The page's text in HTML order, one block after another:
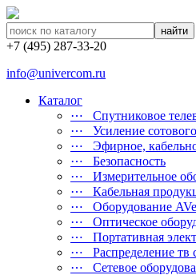
найти
+7 (495) 287-33-20
info@univercom.ru
Каталог
⋯ Cпутниковое
⋯ Усиление сотового
⋯ Эфирное,
⋯ Безопасность
⋯ Измерительное
⋯ Кабельная
⋯ Оборудование
⋯ Оптическое
⋯ Портативная
⋯ Распределение тв
⋯ Сетевое